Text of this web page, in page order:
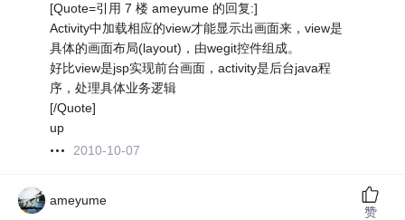
[Quote=引用 7 楼 ameyume 的回复:]
Activity中加载相应的view才能显示出画面来，view是
具体的画面布局(layout)，由wegit控件组成。
好比view是jsp实现前台画面，activity是后台java程
序，处理具体业务逻辑
[/Quote]
up
2010-10-07
ameyume
赞